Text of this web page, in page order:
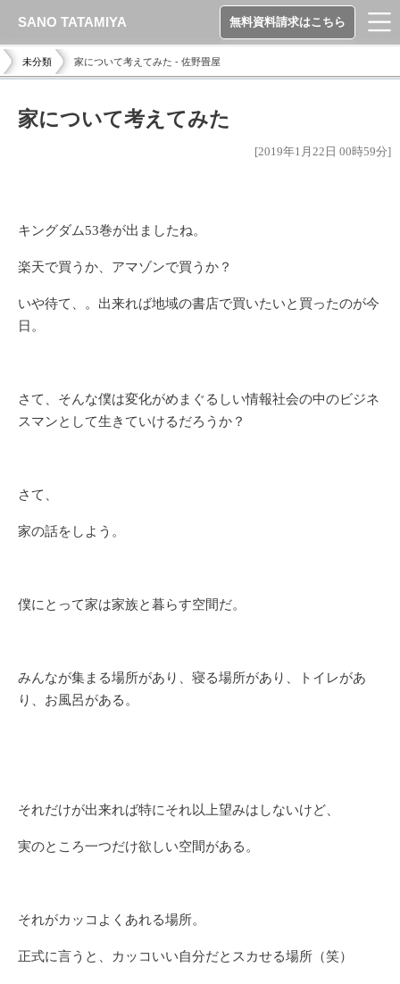
未分類 家について考えてみた - 佐野畳屋
家について考えてみた
[2019年1月22日 00時59分]
キングダム53巻が出ましたね。
楽天で買うか、アマゾンで買うか？
いや待て、。出来れば地域の書店で買いたいと買ったのが今
日。
さて、そんな僕は変化がめまぐるしい情報社会の中のビジネ
スマンとして生きていけるだろうか？
さて、
家の話をしよう。
僕にとって家は家族と暮らす空間だ。
みんなが集まる場所があり、寝る場所があり、トイレがあ
り、お風呂がある。
それだけが出来れば特にそれ以上望みはしないけど、
実のところ一つだけ欲しい空間がある。
それがカッコよくあれる場所。
正式に言うと、カッコいい自分だとスカせる場所（笑）
SANO TATAMIYA 無料資料請求はこちら